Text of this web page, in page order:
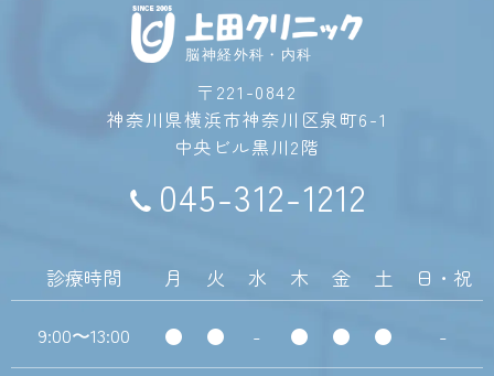
脳神経外科・内科
〒221-0842
神奈川県横浜市神奈川区泉町6-1
中央ビル黒川2階
045-312-1212
診療時間 月 火 水 木 金 土 日・祝
9:00〜13:00 ● ● - ● ● ● -